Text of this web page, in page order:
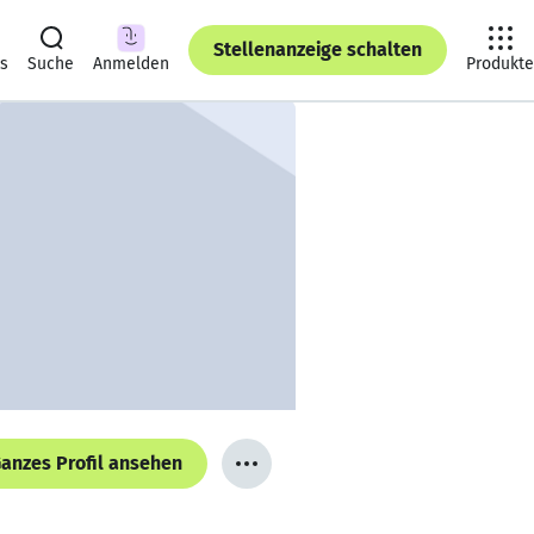
Suche Anmelden
Stellenanzeige schalten
Produkte
Profil ansehen